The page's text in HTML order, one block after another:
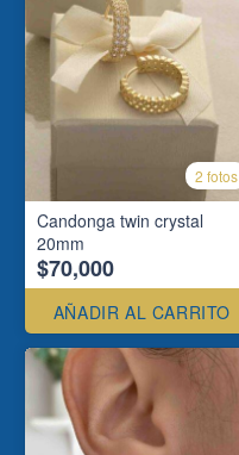
2 fotos
Candonga twin crystal
20mm
$70,000
AÑADIR AL CARRITO